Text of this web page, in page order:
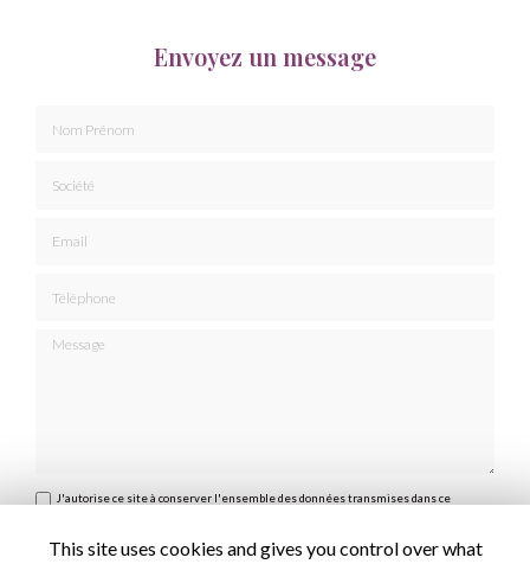
Envoyez un message
Message
J'autorise ce site à conserver l'ensemble des données transmises dans ce
confidentialité
This site uses cookies and gives you control over what